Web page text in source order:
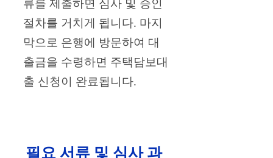
류를 제출하면 심사 및 승인
절차를 거치게 됩니다. 마지
막으로 은행에 방문하여 대
출금을 수령하면 주택담보대
출 신청이 완료됩니다.
필요 서류 및 심사 과